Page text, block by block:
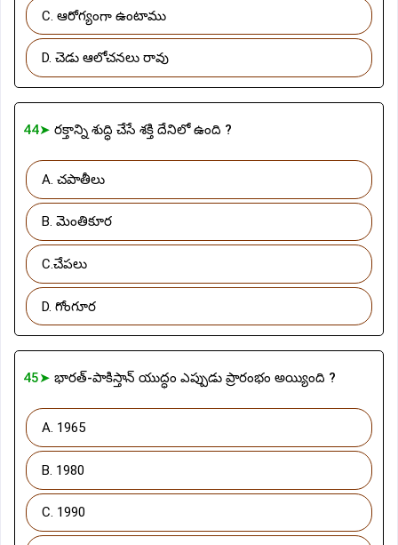
C. ఆరోగ్యంగా ఉంటాము
D. చెడు ఆలోచనలు రావు
44➤ రక్తాన్ని శుద్ధి చేసే శక్తి దేనిలో ఉంది ?
A. చపాతీలు
B. మెంతికూర
C.చేపలు
D. గోంగూర
45➤ భారత్-పాకిస్తాన్ యుద్ధం ఎప్పుడు ప్రారంభం అయ్యింది ?
A. 1965
B. 1980
C. 1990